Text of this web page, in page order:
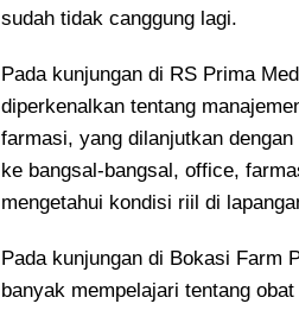
sudah tidak canggung lagi.
Pada kunjungan di RS Prima
diperkenalkan tentang
farmasi, yang dilanjutkan
ke bangsal-bangsal, office,
mengetahui kondisi riil di
Pada kunjungan di Bokasi Farm
banyak mempelajari tentang